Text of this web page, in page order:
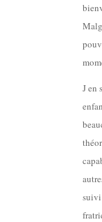
J en
suivi